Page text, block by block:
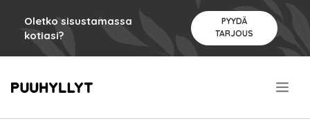
Oletko sisustamassa
kotiasi?
PYYDÄ
TARJOUS